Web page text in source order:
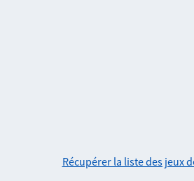
Récupérer la liste des jeux